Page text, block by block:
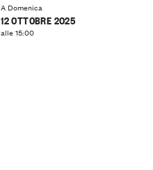
A Domenica
12 OTTOBRE 2025
alle 15:00